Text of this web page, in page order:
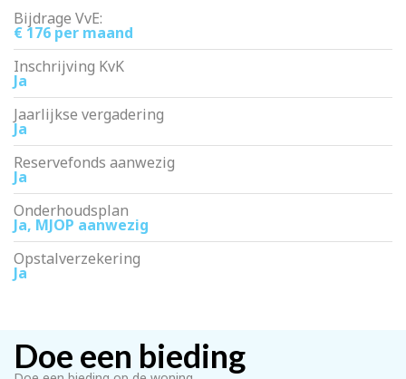
Bijdrage VvE:
€ 176 per maand
Inschrijving KvK
Ja
Jaarlijkse vergadering
Ja
Reservefonds aanwezig
Ja
Onderhoudsplan
Ja, MJOP aanwezig
Opstalverzekering
Ja
Doe een bieding